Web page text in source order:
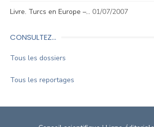
Livre. Turcs en Europe –… 01/07/2007
CONSULTEZ…
Tous les dossiers
Tous les reportages